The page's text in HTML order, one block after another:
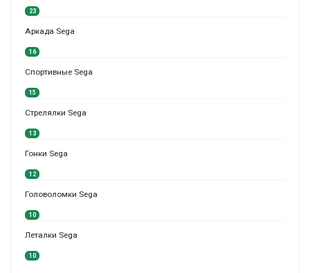
23
Аркада Sega
16
Спортивные Sega
15
Стрелялки Sega
13
Гонки Sega
12
Головоломки Sega
10
Леталки Sega
10